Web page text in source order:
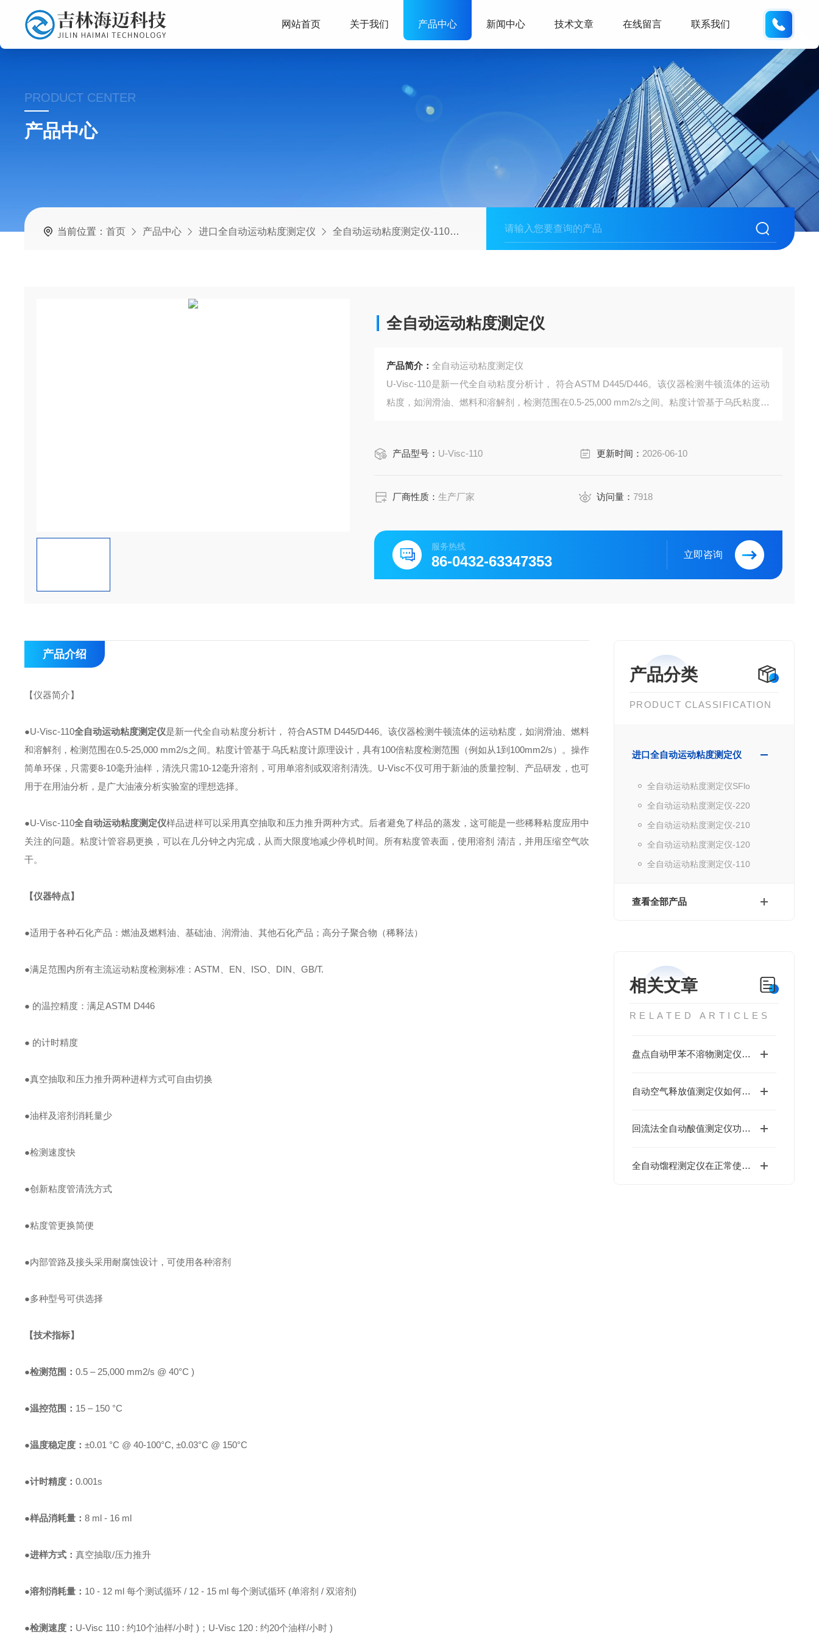
网站首页 关于我们 产品中心 新闻中心 技术文章 在线留言 联系我们
PRODUCT CENTER
产品中心
当前位置：首页 产品中心 进口全自动运动粘度测定仪 全自动运动粘度测定仪-110 U-Visc-110全自动运动粘度测定仪
全自动运动粘度测定仪
产品简介：全自动运动粘度测定仪
U-Visc-110是新一代全自动粘度分析计， 符合ASTM D445/D446。该仪器检测牛顿流体的运动
粘度，如润滑油、燃料和溶解剂，检测范围在0.5-25,000 mm2/s之间。粘度计管基于乌氏粘度计
产品型号： U-Visc-110 更新时间： 2026-06-10
厂商性质：生产厂家 访问量： 7918
服务热线
86-0432-63347353 立即咨询
产品分类
PRODUCT CLASSIFICATION
进口全自动运动粘度测定仪
全自动运动粘度测定仪SFlo
全自动运动粘度测定仪-220
全自动运动粘度测定仪-210
全自动运动粘度测定仪-120
全自动运动粘度测定仪-110
查看全部产品
相关文章
RELATED ARTICLES
盘点自动甲苯不溶物测定仪的五大性能和特点
自动空气释放值测定仪如何进行维护保养？
回流法全自动酸值测定仪功能深度挖掘与应用技巧
全自动馏程测定仪在正常使用前要经过以下五个安装步骤
产品介绍
【仪器简介】
●U-Visc-110全自动运动粘度测定仪是新一代全自动粘度分析计， 符合ASTM D445/D446。该仪器检测牛顿流体的运动粘度，如润滑油、燃料
和溶解剂，检测范围在0.5-25,000 mm2/s之间。粘度计管基于乌氏粘度计原理设计，具有100倍粘度检测范围（例如从1到100mm2/s）。操作
简单环保，只需要8-10毫升油样，清洗只需10-12毫升溶剂，可用单溶剂或双溶剂清洗。U-Visc不仅可用于新油的质量控制、产品研发，也可
用于在用油分析，是广大油液分析实验室的理想选择。
●U-Visc-110全自动运动粘度测定仪样品进样可以采用真空抽取和压力推升两种方式。后者避免了样品的蒸发，这可能是一些稀释粘度应用中
关注的问题。粘度计管容易更换，可以在几分钟之内完成，从而大限度地减少停机时间。所有粘度管表面，使用溶剂 清洁，并用压缩空气吹
干。
【仪器特点】
●适用于各种石化产品：燃油及燃料油、基础油、润滑油、其他石化产品；高分子聚合物（稀释法）
●满足范围内所有主流运动粘度检测标准：ASTM、EN、ISO、DIN、GB/T.
● 的温控精度：满足ASTM D446
● 的计时精度
●真空抽取和压力推升两种进样方式可自由切换
●油样及溶剂消耗量少
●检测速度快
●创新粘度管清洗方式
●粘度管更换简便
●内部管路及接头采用耐腐蚀设计，可使用各种溶剂
●多种型号可供选择
【技术指标】
●检测范围：0.5 – 25,000 mm2/s @ 40°C )
●温控范围： 15 – 150 °C
●温度稳定度：±0.01 °C @ 40-100°C, ±0.03°C @ 150°C
●计时精度：0.001s
●样品消耗量：8 ml - 16 ml
●进样方式：真空抽取/压力推升
●溶剂消耗量： 10 - 12 ml 每个测试循环 / 12 - 15 ml 每个测试循环 (单溶剂 / 双溶剂)
●检测速度： U-Visc 110 : 约10个油样/小时 )； U-Visc 120 : 约20个油样/小时 )